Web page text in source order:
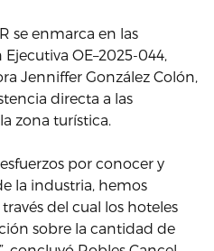
se enmarca en las
OE–2025-044,
Jenniffer González Colón,
directa a las
zona turística.
por conocer y
la industria, hemos
del cual los hoteles
sobre la cantidad de